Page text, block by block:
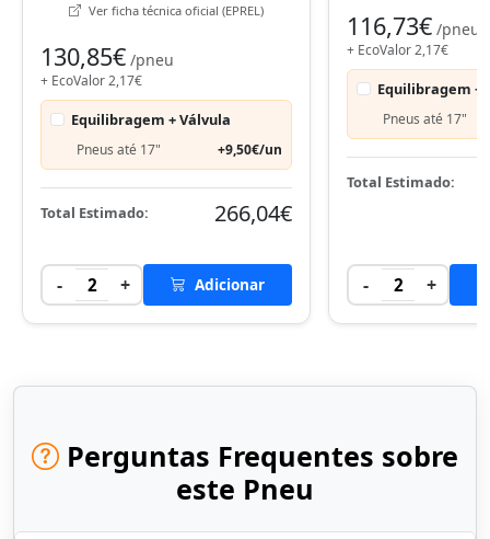
Ver ficha técnica oficial (EPREL)
130,85€ /pneu
+ EcoValor 2,17€
Equilibragem + Válvula
Pneus até 17" +9,50€/un
Total Estimado: 266,04€
- 2 + Adicionar
116,73€ /pneu
+ EcoValor 2,17€
Equilibragem +
Pneus até 17"
Total Estimado:
- 2 +
Perguntas Frequentes sobre
este Pneu